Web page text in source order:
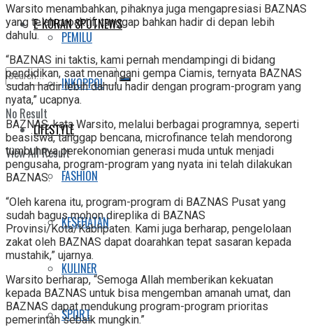
E-KORAN SPOTNEWS
No Result
View All Result
PEMILU
INKOPPOL
LIFESTYLE
FASHION
KESEHATAN
KULINER
SPORT
Warsito menambahkan, pihaknya juga mengapresiasi BAZNAS
yang telah proaktif, tanggap bahkan hadir di depan lebih
dahulu.
“BAZNAS ini taktis, kami pernah mendampingi di bidang
pendidikan, saat menangani gempa Ciamis, ternyata BAZNAS
sudah hadir lebih dahulu hadir dengan program-program yang
nyata,” ucapnya.
BAZNAS, kata Warsito, melalui berbagai programnya, seperti
beasiswa, tanggap bencana, microfinance telah mendorong
tumbuhnya perekonomian generasi muda untuk menjadi
pengusaha, program-program yang nyata ini telah dilakukan
BAZNAS.
“Oleh karena itu, program-program di BAZNAS Pusat yang
sudah bagus mohon direplika di BAZNAS
Provinsi/Kota/Kabhpaten. Kami juga berharap, pengelolaan
zakat oleh BAZNAS dapat doarahkan tepat sasaran kepada
mustahik,” ujarnya.
Warsito berharap, “Semoga Allah memberikan kekuatan
kepada BAZNAS untuk bisa mengemban amanah umat, dan
BAZNAS dapat mendukung program-program prioritas
pemerintah sebaik mungkin.”